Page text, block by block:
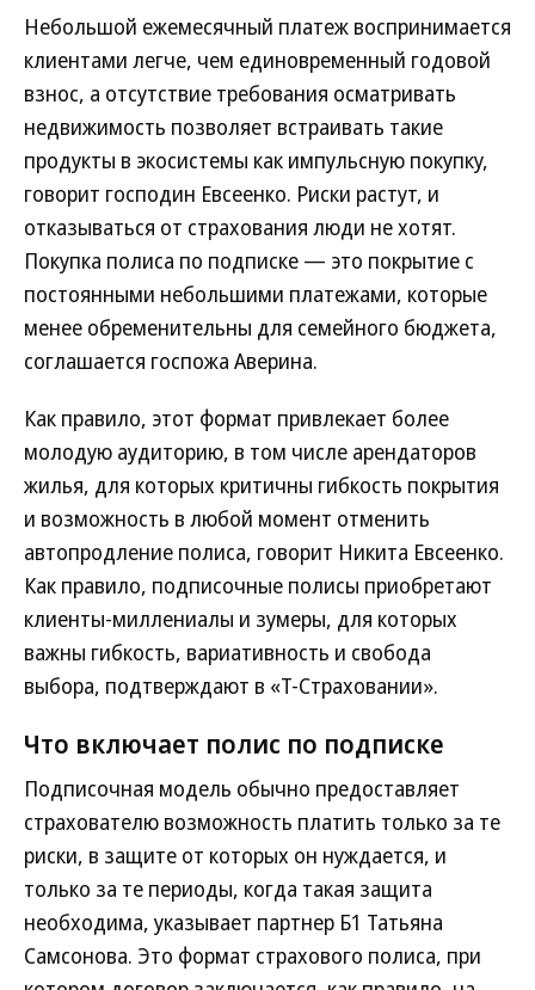
Небольшой ежемесячный платеж воспринимается
клиентами легче, чем единовременный годовой
взнос, а отсутствие требования осматривать
недвижимость позволяет встраивать такие
продукты в экосистемы как импульсную покупку,
говорит господин Евсеенко. Риски растут, и
отказываться от страхования люди не хотят.
Покупка полиса по подписке — это покрытие с
постоянными небольшими платежами, которые
менее обременительны для семейного бюджета,
соглашается госпожа Аверина.
Как правило, этот формат привлекает более
молодую аудиторию, в том числе арендаторов
жилья, для которых критичны гибкость покрытия
и возможность в любой момент отменить
автопродление полиса, говорит Никита Евсеенко.
Как правило, подписочные полисы приобретают
клиенты-миллениалы и зумеры, для которых
важны гибкость, вариативность и свобода
выбора, подтверждают в «Т-Страховании».
Что включает полис по подписке
Подписочная модель обычно предоставляет
страхователю возможность платить только за те
риски, в защите от которых он нуждается, и
только за те периоды, когда такая защита
необходима, указывает партнер Б1 Татьяна
Самсонова. Это формат страхового полиса, при